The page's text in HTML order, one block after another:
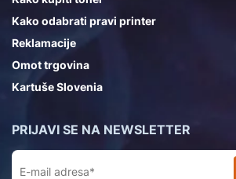
Kako odabrati pravi printer
Reklamacije
Omot trgovina
Kartuše Slovenia
PRIJAVI SE NA NEWSLETTER